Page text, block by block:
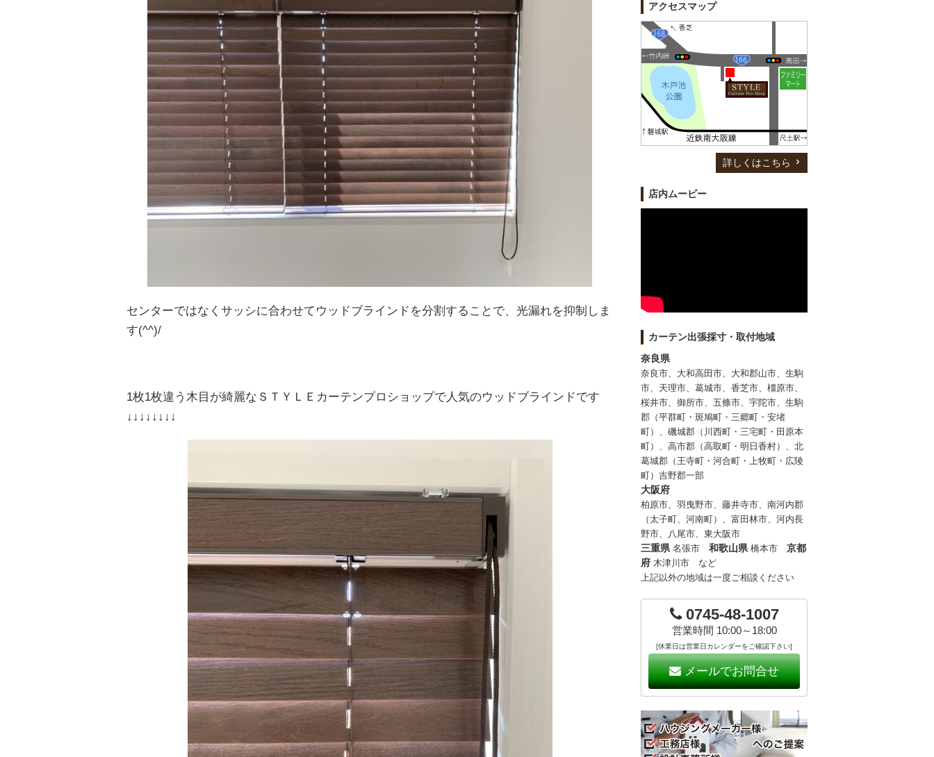
センターではなくサッシに合わせてウッドブラインドを分割することで、光漏れを抑制しま
す(^^)/
1枚1枚違う木目が綺麗なＳＴＹＬＥカーテンプロショップで人気のウッドブラインドです
↓↓↓↓↓↓↓↓
アクセスマップ
詳しくはこちら
店内ムービー
カーテン出張採寸・取付地域
奈良県
奈良市、大和高田市、大和郡山市、生駒
市、天理市、葛城市、香芝市、橿原市、
桜井市、御所市、五條市、宇陀市、生駒
郡（平群町・斑鳩町・三郷町・安堵
町）、磯城郡（川西町・三宅町・田原本
町）、高市郡（高取町・明日香村）、北
葛城郡（王寺町・河合町・上牧町・広陵
町）吉野郡一部
大阪府
柏原市、羽曳野市、藤井寺市、南河内郡
（太子町、河南町）、富田林市、河内長
野市、八尾市、東大阪市
三重県名張市 和歌山県橋本市 京都
府 木津川市 など
上記以外の地域は一度ご相談ください
0745-48-1007
営業時間 10:00～18:00
[休業日は営業日カレンダーをご確認下さい]
メールでお問合せ